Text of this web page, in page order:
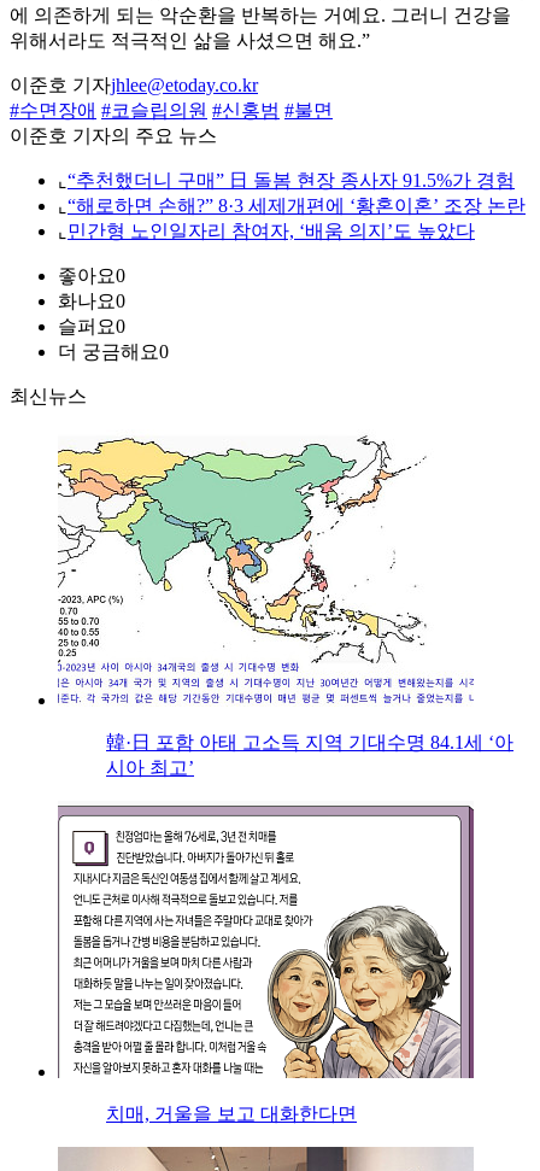
에 의존하게 되는 악순환을 반복하는 거예요. 그러니 건강을
위해서라도 적극적인 삶을 사셨으면 해요.”
이준호 기자jhlee@etoday.co.kr
#수면장애 #코슬립의원 #신홍범 #불면
이준호 기자의 주요 뉴스
⌞ “추천했더니 구매” 日 돌봄 현장 종사자 91.5%가 경험
⌞ “해로하면 손해?” 8·3 세제개편에 ‘황혼이혼’ 조장 논란
⌞ 민간형 노인일자리 참여자, ‘배움 의지’도 높았다
좋아요0
화나요0
슬퍼요0
더 궁금해요0
최신뉴스
韓·日 포함 아태 고소득 지역 기대수명 84.1세 ‘아
시아 최고’
치매, 거울을 보고 대화한다면